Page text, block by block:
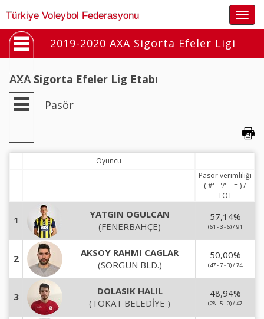
Türkiye Voleybol Federasyonu
2019-2020 AXA Sigorta Efeler Ligi
AXA Sigorta Efeler Lig Etabı
Pasör
Oyuncu
Pasör verimliliği
('#' - '/' - '=') /
TOT
1
YATGIN OGULCAN
(FENERBAHÇE)
57,14%
(61 - 3 - 6) / 91
2
AKSOY RAHMI CAGLAR
(SORGUN BLD.)
50,00%
(47 - 7 - 3) / 74
3
DOLASIK HALIL
(TOKAT BELEDİYE )
48,94%
(28 - 5 - 0) / 47